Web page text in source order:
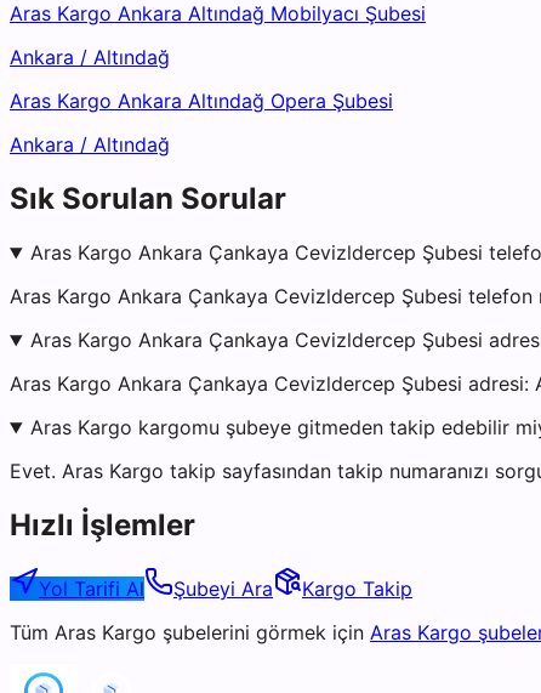
Aras Kargo Ankara Altındağ Mobilyacı Şubesi
Ankara / Altındağ
Aras Kargo Ankara Altındağ Opera Şubesi
Ankara / Altındağ
Sık Sorulan Sorular
Aras Kargo Ankara Çankaya Cevizldercep Şubesi
Aras Kargo Ankara Çankaya Cevizldercep Şubesi telefon
Aras Kargo Ankara Çankaya Cevizldercep Şubesi
Aras Kargo Ankara Çankaya Cevizldercep Şubesi adresi:
Aras Kargo kargomu şubeye gitmeden takip edebilir
Evet. Aras Kargo takip sayfasından takip numaranızı
Hızlı İşlemler
Yol Tarifi Al Şubeyi Ara
Kargo Takip
Tüm Aras Kargo şubelerini görmek için Aras Kargo